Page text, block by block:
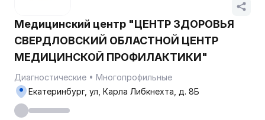
Медицинский центр "ЦЕНТР ЗДОРОВЬЯ
СВЕРДЛОВСКИЙ ОБЛАСТНОЙ ЦЕНТР
МЕДИЦИНСКОЙ ПРОФИЛАКТИКИ"
Диагностические
Многопрофильные
Екатеринбург, ул, Карла Либкнехта, д. 8Б